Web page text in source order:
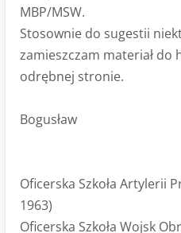
MBP/MSW.
Stosownie do sugestii
zamieszczam materiał
odrębnej stronie.
Bogusław
Oficerska Szkoła Artylerii
1963)
Oficerska Szkoła Wojsk